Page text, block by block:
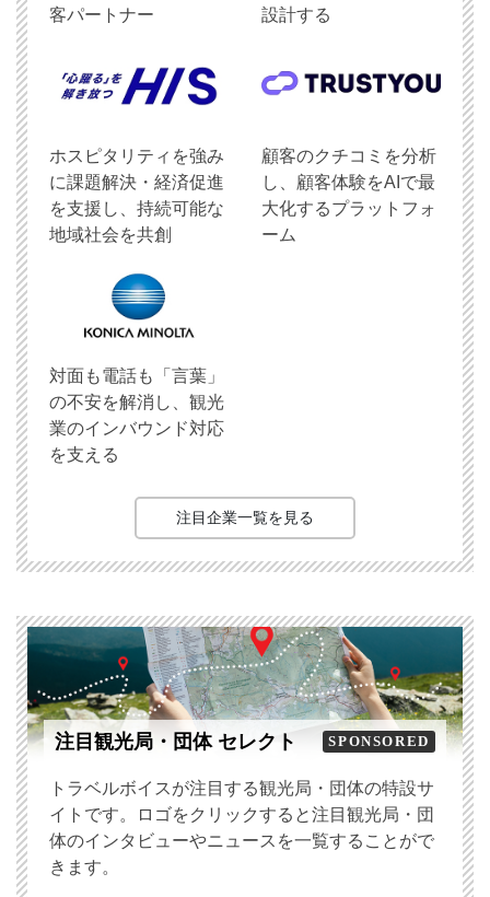
客パートナー
設計する
ホスピタリティを強み
に課題解決・経済促進
を支援し、持続可能な
地域社会を共創
顧客のクチコミを分析
し、顧客体験をAIで最
大化するプラットフォ
ーム
対面も電話も「言葉」
の不安を解消し、観光
業のインバウンド対応
を支える
注目企業一覧を見る
注目観光局・団体 セレクト SPONSORED
トラベルボイスが注目する観光局・団体の特設サ
イトです。ロゴをクリックすると注目観光局・団
体のインタビューやニュースを一覧することがで
きます。